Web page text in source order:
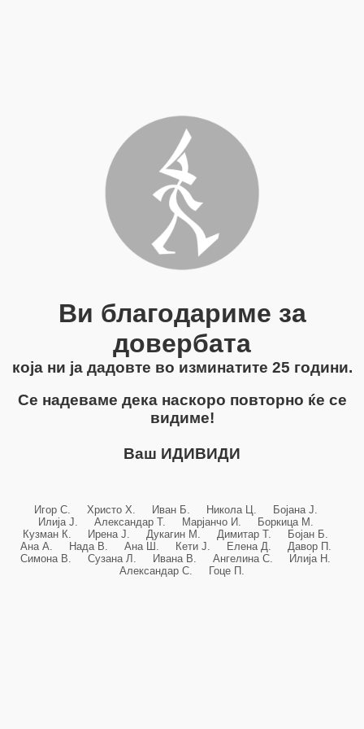
Ви благодариме за
довербата
која ни ја дадовте во изминатите 25 години.
Се надеваме дека наскоро повторно ќе се
видиме!
Ваш ИДИВИДИ
Игор С. Христо Х. Иван Б. Никола Ц. Бојана Ј.
Илија Ј. Александар Т. Марјанчо И. Боркица М.
Кузман К. Ирена Ј. Дукагин М. Димитар Т. Бојан Б.
Ана А. Нада В. Ана Ш. Кети Ј. Елена Д. Давор П.
Симона В. Сузана Л. Ивана В. Ангелина С. Илија Н.
Александар С. Гоце П.